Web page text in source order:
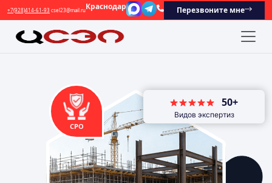
+7(928)414-61-93 csel23@mail.ruКраснодар Перезвоните мне
СРО
50+
Видов экспертиз